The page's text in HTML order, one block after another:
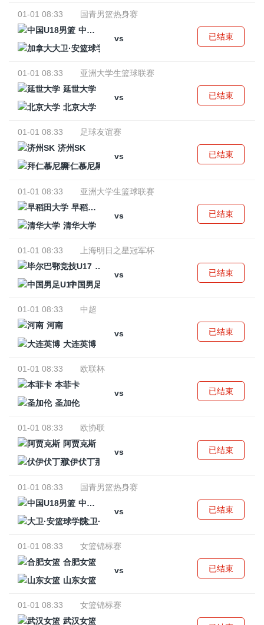
01-01 08:33
国青男篮热身赛
中国U18男篮
vs
已结束
01-01 08:33
亚洲大学生篮球联赛
延世大学
vs
北京大学
已结束
01-01 08:33
足球友谊赛
济州SK
vs
拜仁慕尼黑
已结束
01-01 08:33
亚洲大学生篮球联赛
早稻田大学
vs
清华大学
已结束
01-01 08:33
上海明日之星冠军杯
毕尔巴鄂竞技U17
vs
中国男足U17
已结束
01-01 08:33
中超
河南
vs
大连英博
已结束
01-01 08:33
欧联杯
本菲卡
vs
圣加伦
已结束
01-01 08:33
欧协联
阿贾克斯
vs
伏伊伏丁那
已结束
01-01 08:33
国青男篮热身赛
中国U18男篮
vs
大卫·安篮球学院
已结束
01-01 08:33
女篮锦标赛
合肥女篮
vs
山东女篮
已结束
01-01 08:33
女篮锦标赛
武汉女篮